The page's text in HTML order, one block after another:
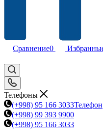
Сравнение0
Телефоны
(+998) 95 166 3033Телефон
(+998) 99 393 9900
(+998) 95 166 3033